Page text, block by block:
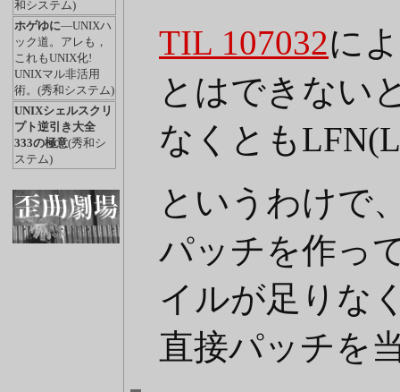
和システム)
ホゲゆに―UNIXハ
ック道。アレも，
これもUNIX化!
UNIXマル非活用
術。(秀和システム)
UNIXシェルスクリ
プト逆引き大全
333の極意(秀和シ
ステム)
TIL 107032に
とはできない
なくとも
というわけで
パッチを作っ
イルが足りな
直接パッチを